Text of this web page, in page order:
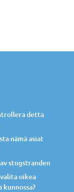
detta
nämä asiat
stugstranden
oikea
kunnossa?